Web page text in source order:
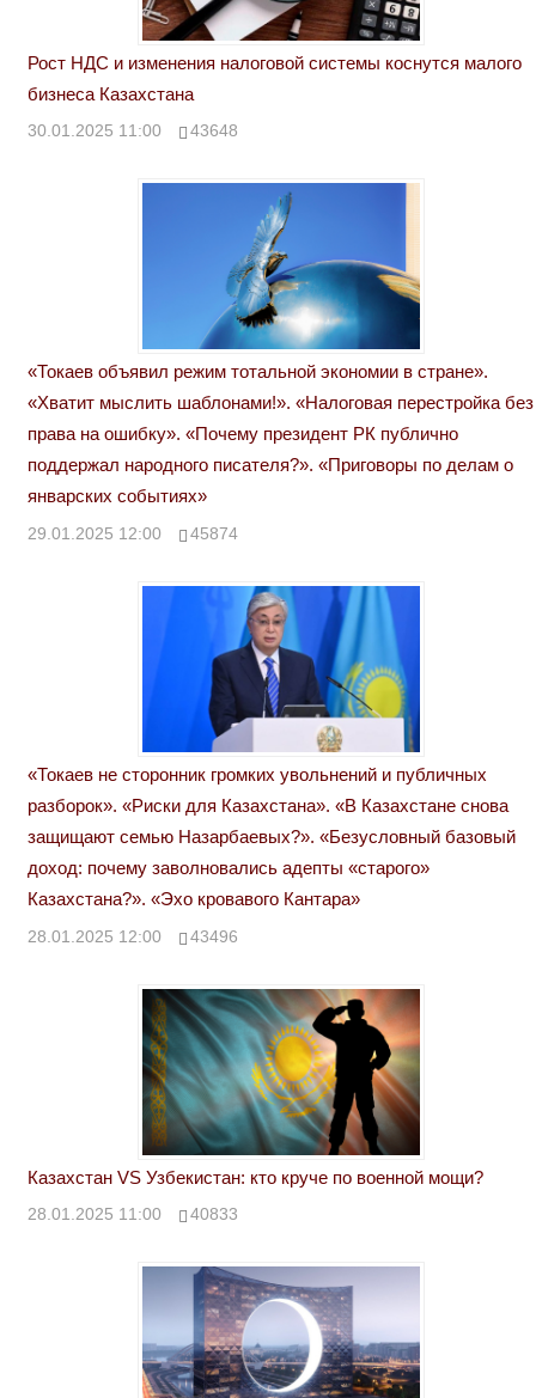
Рост НДС и изменения налоговой системы коснутся малого
бизнеса Казахстана
30.01.2025 11:00 43648
«Токаев объявил режим тотальной экономии в стране».
«Хватит мыслить шаблонами!». «Налоговая перестройка без
права на ошибку». «Почему президент РК публично
поддержал народного писателя?». «Приговоры по делам о
январских событиях»
29.01.2025 12:00 45874
«Токаев не сторонник громких увольнений и публичных
разборок». «Риски для Казахстана». «В Казахстане снова
защищают семью Назарбаевых?». «Безусловный базовый
доход: почему заволновались адепты «старого»
Казахстана?». «Эхо кровавого Кантара»
28.01.2025 12:00 43496
Казахстан VS Узбекистан: кто круче по военной мощи?
28.01.2025 11:00 40833